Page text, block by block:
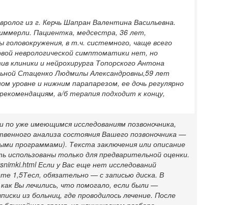
из г. Керчь Шапран Валентина Васильевна.
Пациентка, медсестра, 36 лет,
в т.ч. системного, чаще всего
неврологической симптоматики нет, но
клиники и нейрохирурга Топорского Антона
Стаценко Людмилы Александровны,59 лет
уровне и нижним парапарезом, ее дочь регулярно
а/б терапия подходит к концу,
уже имеющимся исследованиям позвоночника,
анализа состояния Вашего позвоночника —
программами). Текста заключения или описание
только для предварительной оценки.
Если у Вас еще нет исследований
1,5Тесл, обязательно — с записью диска. В
Вы лечились, что помогало, если были —
из больниц, где проводилось лечение. После